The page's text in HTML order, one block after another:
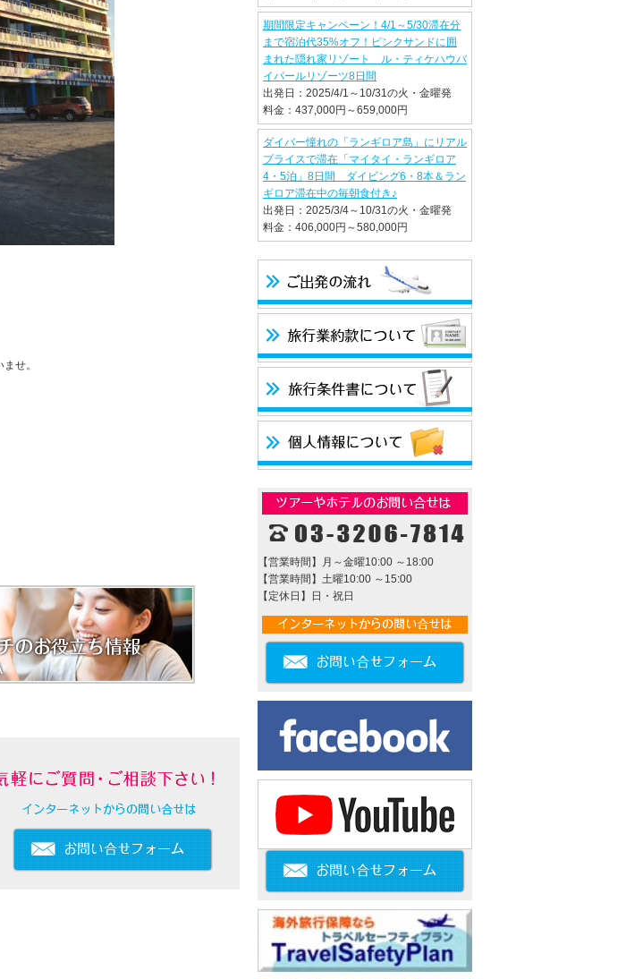
せ。
期間限定キャンペーン！4/1～5/30滞在分
まで宿泊代35%オフ！ピンクサンドに囲
まれた隠れ家リゾート ル・ティケハウバ
イパールリゾーツ8日間
出発日：2025/4/1～10/31の火・金曜発
料金：437,000円～659,000円
ダイバー憧れの「ランギロア島」にリアル
プライスで滞在「マイタイ・ランギロア
4・5泊」8日間 ダイビング6・8本＆ラン
ギロア滞在中の毎朝食付き♪
出発日：2025/3/4～10/31の火・金曜発
料金：406,000円～580,000円
【営業時間】月～金曜10:00 ～18:00
【営業時間】土曜10:00 ～15:00
【定休日】日・祝日